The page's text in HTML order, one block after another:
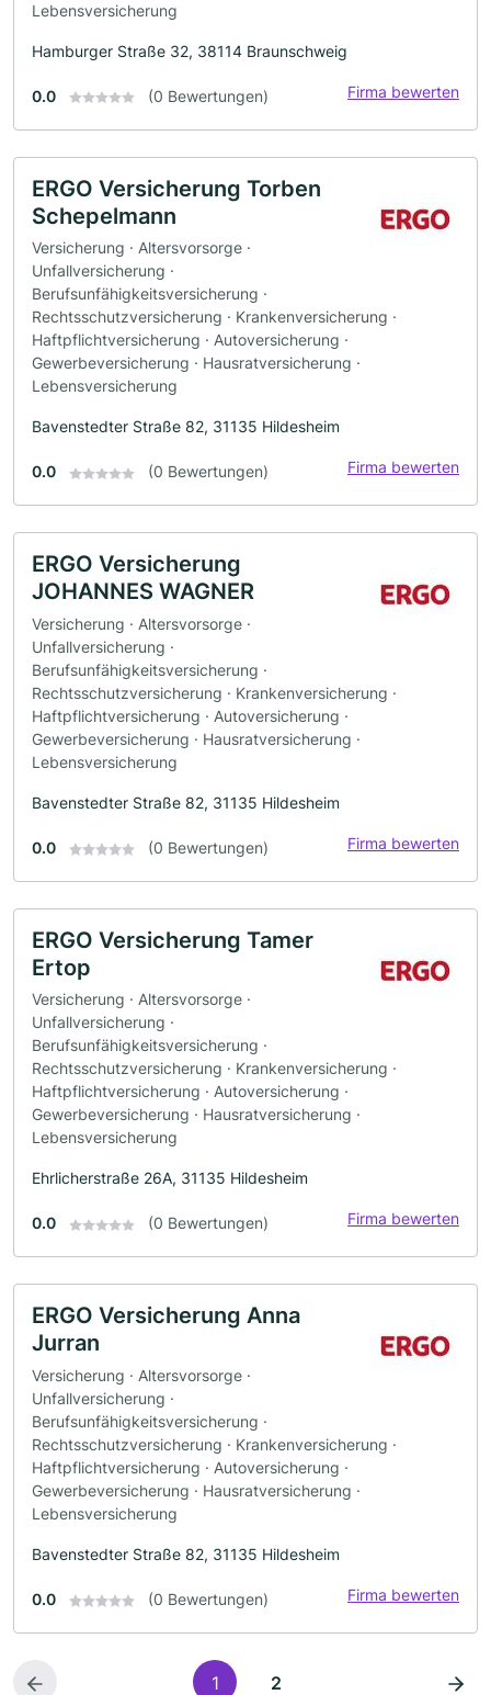
Lebensversicherung
Hamburger Straße 32, 38114 Braunschweig
0.0 (0 Bewertungen) Firma bewerten
ERGO Versicherung Torben
Schepelmann
Versicherung · Altersvorsorge ·
Unfallversicherung ·
Berufsunfähigkeitsversicherung ·
Rechtsschutzversicherung · Krankenversicherung ·
Haftpflichtversicherung · Autoversicherung ·
Gewerbeversicherung · Hausratversicherung ·
Lebensversicherung
Bavenstedter Straße 82, 31135 Hildesheim
0.0 (0 Bewertungen) Firma bewerten
ERGO Versicherung
JOHANNES WAGNER
Versicherung · Altersvorsorge ·
Unfallversicherung ·
Berufsunfähigkeitsversicherung ·
Rechtsschutzversicherung · Krankenversicherung ·
Haftpflichtversicherung · Autoversicherung ·
Gewerbeversicherung · Hausratversicherung ·
Lebensversicherung
Bavenstedter Straße 82, 31135 Hildesheim
0.0 (0 Bewertungen) Firma bewerten
ERGO Versicherung Tamer
Ertop
Versicherung · Altersvorsorge ·
Unfallversicherung ·
Berufsunfähigkeitsversicherung ·
Rechtsschutzversicherung · Krankenversicherung ·
Haftpflichtversicherung · Autoversicherung ·
Gewerbeversicherung · Hausratversicherung ·
Lebensversicherung
Ehrlicherstraße 26A, 31135 Hildesheim
0.0 (0 Bewertungen) Firma bewerten
ERGO Versicherung Anna
Jurran
Versicherung · Altersvorsorge ·
Unfallversicherung ·
Berufsunfähigkeitsversicherung ·
Rechtsschutzversicherung · Krankenversicherung ·
Haftpflichtversicherung · Autoversicherung ·
Gewerbeversicherung · Hausratversicherung ·
Lebensversicherung
Bavenstedter Straße 82, 31135 Hildesheim
0.0 (0 Bewertungen) Firma bewerten
1 2